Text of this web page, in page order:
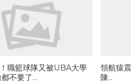
職籃球隊又被UBA大學
不要了...
領航猿
陳...